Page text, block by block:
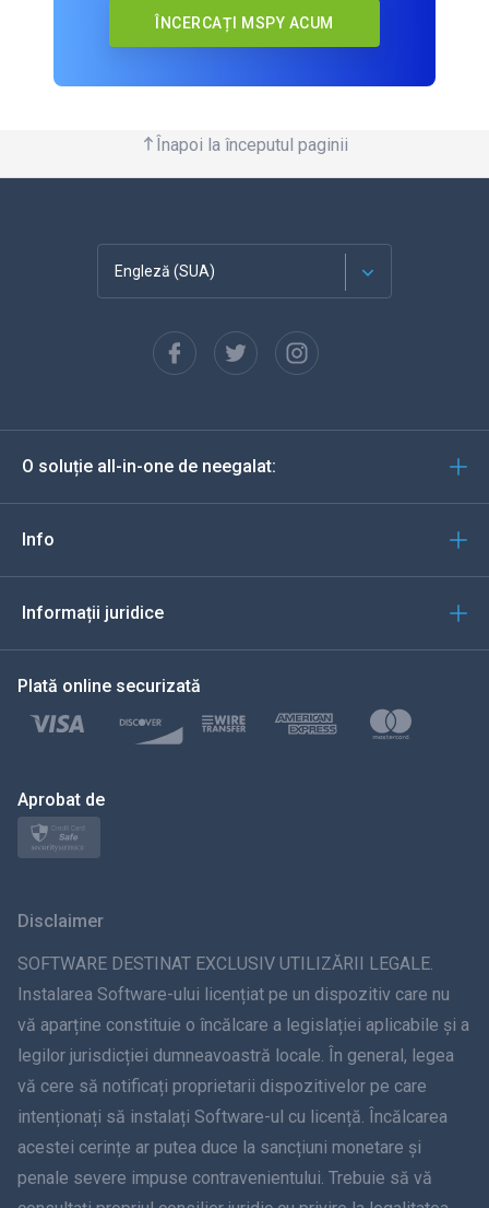
ÎNCERCAȚI MSPY ACUM
Înapoi la începutul paginii
Engleză (SUA)
Español
Deutsch
Türkçe
Polski
ภาษาไทย
Dansk
हिंदी
O soluție all-in-one de neegalat:
Info
Informații juridice
Plată online securizată
Aprobat de
Disclaimer
SOFTWARE DESTINAT EXCLUSIV UTILIZĂRII LEGALE.
Instalarea Software-ului licențiat pe un dispozitiv care nu
vă aparține constituie o încălcare a legislației aplicabile și a
legilor jurisdicției dumneavoastră locale. În general, legea
vă cere să notificați proprietarii dispozitivelor pe care
intenționați să instalați Software-ul cu licență. Încălcarea
acestei cerințe ar putea duce la sancțiuni monetare și
penale severe impuse contravenientului. Trebuie să vă